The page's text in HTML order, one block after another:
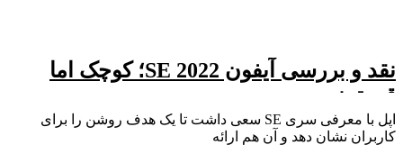
نقد و بررسی آیفون SE 2022؛ کوچک اما
قدرتمند
اپل با معرفی سری SE سعی داشت تا یک هدف روشن را برای
کاربران نشان دهد و آن هم ارائه